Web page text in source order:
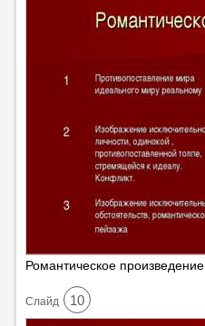
Романтическое произведение
Cлайд 10